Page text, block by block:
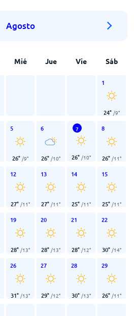
Agosto
Mié Jue Vie Sáb
1
24° /9°
5
26° /9°
6
26° /10°
7
26° /10°
8
26° /11°
12
27° /11°
13
27° /11°
14
25° /11°
15
25° /11°
19
28° /13°
20
28° /13°
21
28° /12°
22
30° /14°
26
31° /13°
27
29° /12°
28
30° /13°
29
26° /11°